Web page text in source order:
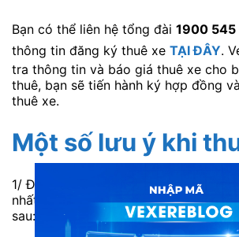
Bạn có thể liên hệ tổng đài 1900 545
thông tin đăng ký thuê xe TẠI ĐÂY.
tra thông tin và báo giá thuê xe cho
thuê, bạn sẽ tiến hành ký hợp đồng
thuê xe.
Một số lưu ý khi
1/ Để có thể hỗ trợ thuê xe nhanh và
nhất. Bạn cần cung cấp cho VeXeRe
sau: